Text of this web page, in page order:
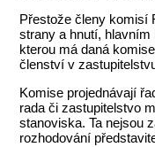
Přestože členy komisí
strany a hnutí, hlavním
kterou má daná
členství v
Komise projednávají
rada či zastupitelstvo
stanoviska. Ta nejsou
rozhodování